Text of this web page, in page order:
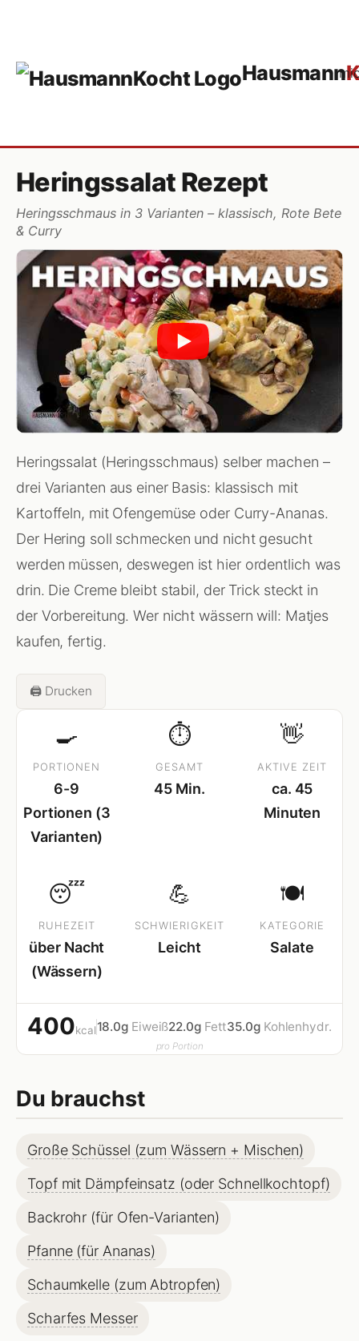
Hausmann
Heringssalat Rezept
Heringsschmaus in 3 Varianten – klassisch, Rote Bete
& Curry
Heringssalat (Heringsschmaus) selber machen –
drei Varianten aus einer Basis: klassisch mit
Kartoffeln, mit Ofengemüse oder Curry-Ananas.
Der Hering soll schmecken und nicht gesucht
werden müssen, deswegen ist hier ordentlich was
drin. Die Creme bleibt stabil, der Trick steckt in
der Vorbereitung. Wer nicht wässern will: Matjes
kaufen, fertig.
🖨️ Drucken
🍳
PORTIONEN
6-9
Portionen (3
Varianten)
⏱
GESAMT
45 Min.
👋
AKTIVE ZEIT
ca. 45
Minuten
😴
RUHEZEIT
über Nacht
(Wässern)
💪
SCHWIERIGKEIT
Leicht
🍽
KATEGORIE
Salate
400kcal18.0g Eiweiß22.0g Fett35.0g Kohlenhydr.
pro Portion
Du brauchst
Große Schüssel (zum Wässern + Mischen)
Topf mit Dämpfeinsatz (oder Schnellkochtopf)
Backrohr (für Ofen-Varianten)
Pfanne (für Ananas)
Schaumkelle (zum Abtropfen)
Scharfes Messer